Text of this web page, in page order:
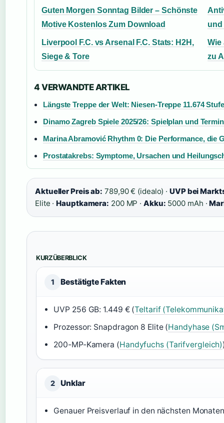
Guten Morgen Sonntag Bilder – Schönste
Motive Kostenlos Zum Download
und
Liverpool F.C. vs Arsenal F.C. Stats: H2H,
Siege & Tore
Wie
zu
4 VERWANDTE ARTIKEL
Längste Treppe der Welt: Niesen-Treppe 11.674
Dinamo Zagreb Spiele 2025/26: Spielplan und
Marina Abramović Rhythm 0: Die Performance, die
Prostatakrebs: Symptome, Ursachen und
Aktueller Preis ab: 789,90 € (idealo) ·UVP bei
Elite ·Hauptkamera: 200 MP ·Akku: 5000 mAh ·
KURZÜBERBLICK
1 Bestätigte Fakten
UVP 256 GB: 1.449 € (Teltarif
Prozessor: Snapdragon 8 Elite (Handyhase
200-MP-Kamera (Handyfuchs (Tarifvergleich)
2 Unklar
Genauer Preisverlauf in den nächsten Monaten